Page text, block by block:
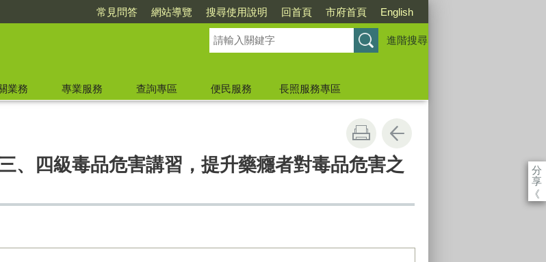
常見問答 網站導覽 搜尋使用說明 回首頁 市府首頁 English
進階搜尋
業務 專業服務 查詢專區 便民服務
長照服務專區
分
享
《
、四級毒品危害講習，提升藥癮者對毒品危害之